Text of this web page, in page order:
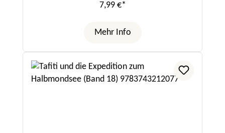
7,99 €*
Mehr Info